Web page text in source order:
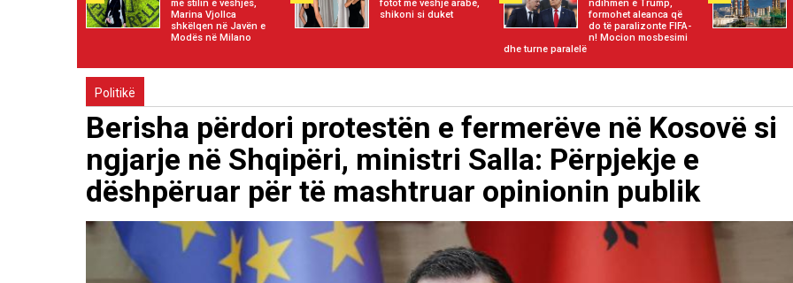
me stilin e veshjes,
Marina Vjollca
shkëlqen në Javën e
Modës në Milano
fotot me veshje arabe,
shikoni si duket
ndihmën e Trump,
formohet aleanca që
do të paralizonte FIFA-
n! Mocion mosbesimi
dhe turne paralelë
Politikë
Berisha përdori protestën e fermerëve në Kosovë si
ngjarje në Shqipëri, ministri Salla: Përpjekje e
dëshpëruar për të mashtruar opinionin publik